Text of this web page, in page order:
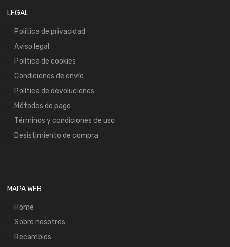
LEGAL
Política de privacidad
Aviso legal
Política de cookies
Condiciones de envío
Política de devoluciones
Métodos de pago
Términos y condiciones de uso
Desistimiento de compra
MAPA WEB
Home
Sobre nosotros
Recambios